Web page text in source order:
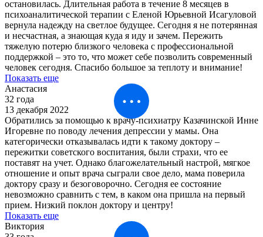
остановилась. Длительная работа в течение 8 месяцев в
психоаналитической терапии с Еленой Юрьевной Исагуловой
вернула надежду на светлое будущее. Сегодня я не потерянная
и несчастная, а знающая куда я иду и зачем. Пережить
тяжелую потерю близкого человека с профессиональной
поддержкой – это то, что может себе позволить современный
человек сегодня. Спасибо большое за теплоту и внимание!
Показать еще
Анастасия
32 года
13 декабря 2022
Обратились за помощью к врачу-психиатру Казачинской Инне
Игоревне по поводу лечения депрессии у мамы. Она
категорически отказывалась идти к такому доктору –
пережитки советского воспитания, были страхи, что ее
поставят на учет. Однако благожелательный настрой, мягкое
отношение и опыт врача сыграли свое дело, мама поверила
доктору сразу и безоговорочно. Сегодня ее состояние
невозможно сравнить с тем, в каком она пришла на первый
прием. Низкий поклон доктору и центру!
Показать еще
Виктория